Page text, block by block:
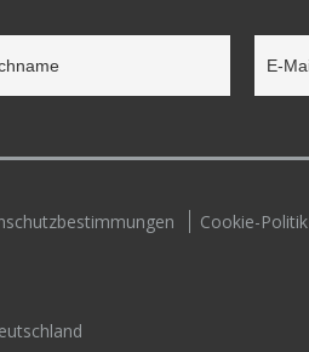
Cookie-Politik